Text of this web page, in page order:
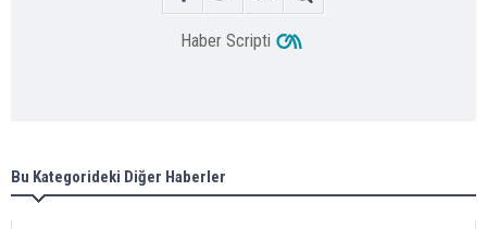
Haber Scripti
Bu Kategorideki Diğer Haberler